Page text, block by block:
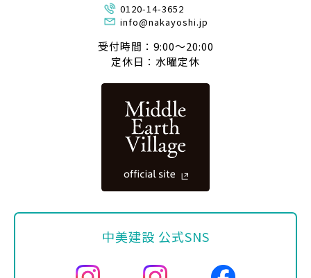
0120-14-3652
info@nakayoshi.jp
受付時間：9:00〜20:00
定休日：水曜定休
中美建設 公式SNS